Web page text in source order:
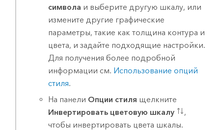
символа и выберите другую шкалу, или
измените другие графические
параметры, такие как толщина контура и
цвета, и задайте подходящие настройки.
Для получения более подробной
информации см. Использование опций
стиля.
На панели Опции стиля щелкните
Инвертировать цветовую шкалу
,
чтобы инвертировать цвета шкалы.